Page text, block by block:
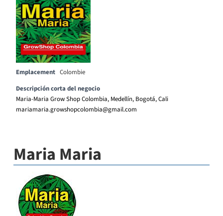
Emplacement Colombie
Descripción corta del negocio
Maria-Maria Grow Shop Colombia, Medellín, Bogotá, Cali
mariamaria.growshopcolombia@gmail.com
Maria Maria